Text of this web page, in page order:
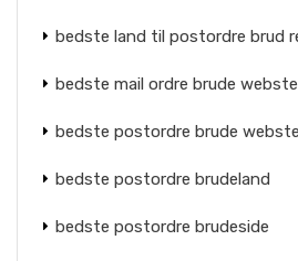
bedste land til postordre brud
bedste mail ordre brude
bedste postordre brude
bedste postordre brudeland
bedste postordre brudeside